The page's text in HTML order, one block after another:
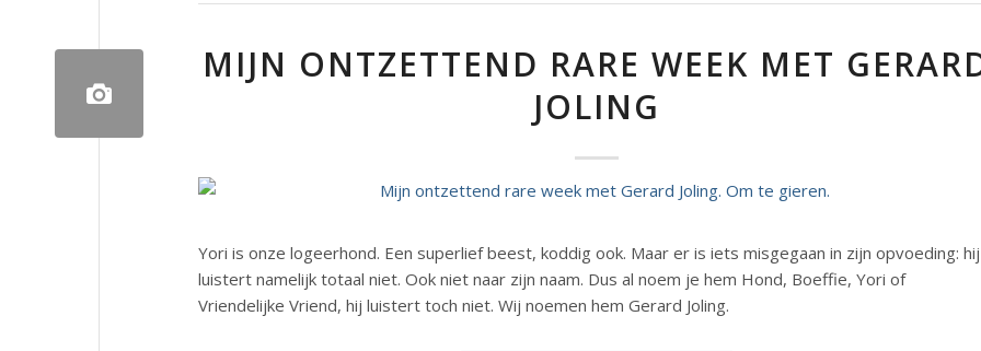
MIJN ONTZETTEND RARE WEEK MET
JOLING
Yori is onze logeerhond. Een superlief beest, koddig ook. Maar er is iets misgegaan in zijn opvoeding: hij
luistert namelijk totaal niet. Ook niet naar zijn naam. Dus al noem je hem Hond, Boeffie, Yori of
Vriendelijke Vriend, hij luistert toch niet. Wij noemen hem Gerard Joling.